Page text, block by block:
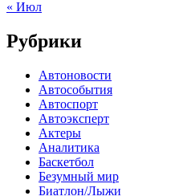
« Июл
Рубрики
Автоновости
Автособытия
Автоспорт
Автоэксперт
Актеры
Аналитика
Баскетбол
Безумный мир
Биатлон/Лыжи